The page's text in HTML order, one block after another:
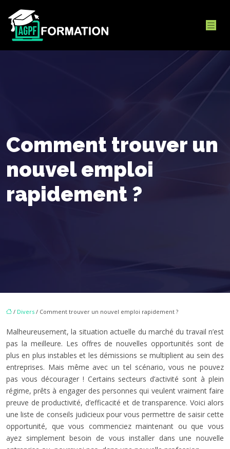
Comment trouver un
nouvel emploi
rapidement ?
/ Divers / Comment trouver un nouvel emploi rapidement ?
Malheureusement, la situation actuelle du marché du travail n’est
pas la meilleure. Les offres de nouvelles opportunités sont de
plus en plus instables et les démissions se multiplient au sein des
entreprises. Mais même avec un tel scénario, vous ne pouvez
pas vous décourager ! Certains secteurs d’activité sont à plein
régime, prêts à engager des personnes qui veulent vraiment faire
preuve de productivité, d’efficacité et de transparence. Voici alors
une liste de conseils judicieux pour vous permettre de saisir cette
opportunité, que vous commenciez maintenant ou que vous
ayez simplement besoin de vous installer dans une nouvelle